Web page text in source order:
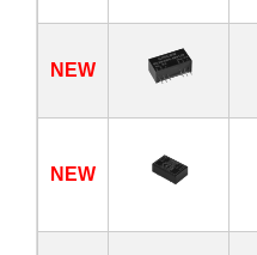
NEW
NEW